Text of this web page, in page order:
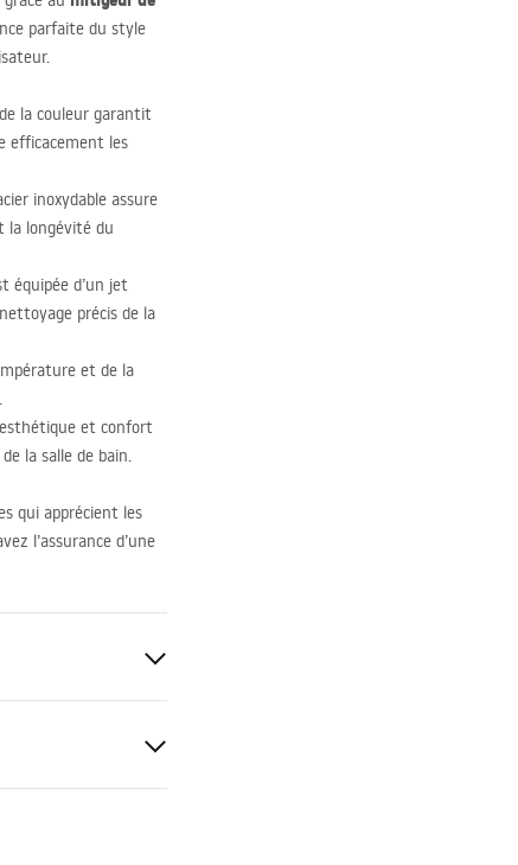
parfaite du style
la couleur garantit
efficacement les
inoxydable assure
la longévité du
équipée d’un jet
précis de la
et de la
et confort
la salle de bain.
qui apprécient les
l’assurance d’une